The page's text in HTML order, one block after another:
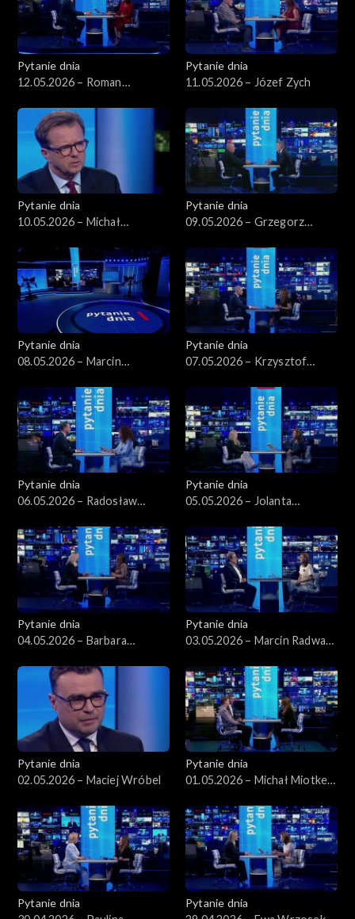
Pytanie dnia
12.05.2026 – Roman
Pytanie dnia
11.05.2026 – Józef Zych
Pytanie dnia
10.05.2026 – Michał
Pytanie dnia
09.05.2026 – Grzegorz
Pytanie dnia
08.05.2026 – Marcin
Pytanie dnia
07.05.2026 – Krzysztof
Pytanie dnia
06.05.2026 – Radosław
Pytanie dnia
05.05.2026 – Jolanta
Pytanie dnia
04.05.2026 – Barbara
Pytanie dnia
03.05.2026 – Marcin Radwan-
Pytanie dnia
02.05.2026 – Maciej Wróbel
Pytanie dnia
01.05.2026 – Michał Miotke,
Pytanie dnia
Pytanie dnia